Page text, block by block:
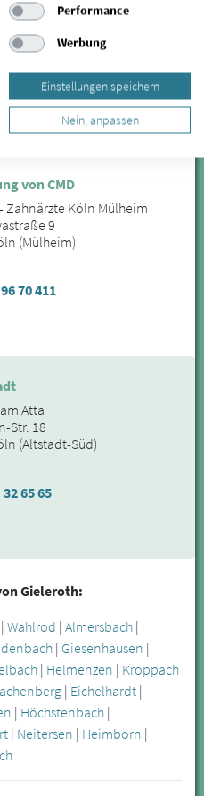
Zahnärzte Köln Mülheim
9
(Mülheim)
96 70 411
von CMD
Zahnärzte Köln Mülheim
9
(Mülheim)
70 411
Atta
Str. 18
(Altstadt-Süd)
65 65
Gieleroth:
| Wahlrod | Almersbach |
| Giesenhausen |
| Helmenzen | Kroppach
| Eichelhardt |
| Höchstenbach |
| Neitersen | Heimborn |
Performance
Werbung
Einstellungen speichern
Nein, anpassen